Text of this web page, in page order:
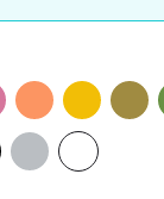
NaranjaAmarillo
Plata Blanco